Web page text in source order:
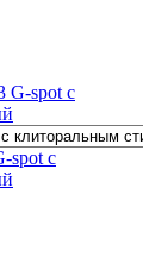
spot с